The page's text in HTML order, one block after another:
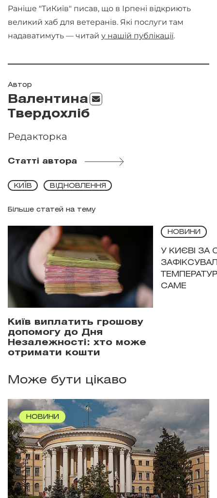
Раніше "ТиКиїв" писав, що в Ірпені відкриють
великий хаб для ветеранів. Які послуги там
надаватимуть — читай у нашій публікації.
Автор
Валентина
Твердохліб
Редакторка
Статті автора
Більше статей на тему
КИЇВ ВІДНОВЛЕННЯ
Київ виплатить грошову
допомогу до Дня
Незалежності: хто може
отримати кошти
НОВИНИ
У КИЄВІ ЗА
САМЕ
Може бути цікаво
НОВИНИ